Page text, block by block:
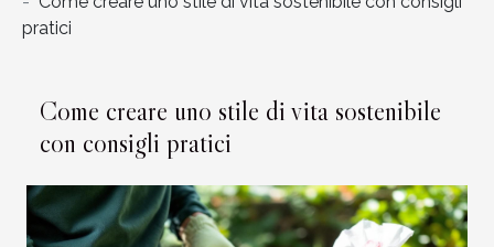
pratici
Come creare uno stile di vita sostenibile
con consigli pratici